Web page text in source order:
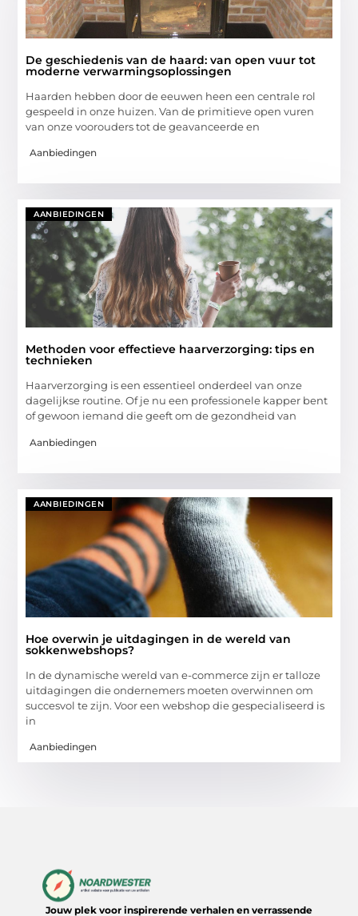
De geschiedenis van de haard: van open vuur tot
moderne verwarmingsoplossingen
Haarden hebben door de eeuwen heen een centrale rol
gespeeld in onze huizen. Van de primitieve open vuren
van onze voorouders tot de geavanceerde en
Aanbiedingen
AANBIEDINGEN
Methoden voor effectieve haarverzorging: tips en
technieken
Haarverzorging is een essentieel onderdeel van onze
dagelijkse routine. Of je nu een professionele kapper bent
of gewoon iemand die geeft om de gezondheid van
Aanbiedingen
AANBIEDINGEN
Hoe overwin je uitdagingen in de wereld van
sokkenwebshops?
In de dynamische wereld van e-commerce zijn er talloze
uitdagingen die ondernemers moeten overwinnen om
succesvol te zijn. Voor een webshop die gespecialiseerd is
in
Aanbiedingen
Jouw plek voor inspirerende verhalen en verrassende